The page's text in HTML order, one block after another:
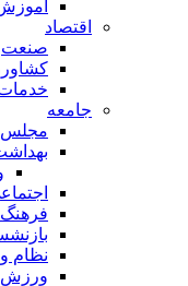
اقتصاد
صنعت
جامعه
مجلس
فرهنگ
نظام
ورزش